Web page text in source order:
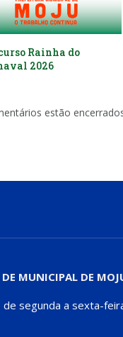
Rainha do
2026
estão
DE MUNICIPAL DE
segunda a sexta-